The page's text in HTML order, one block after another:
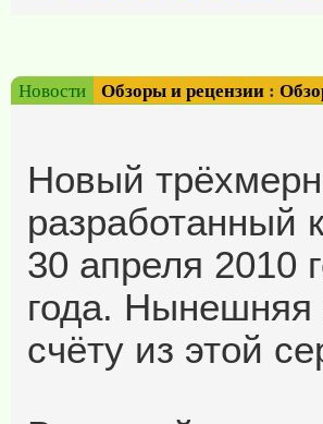
Новости Обзоры и рецензии :
Новый
разработанный
30 апреля 2010
года. Нынешняя
счёту из этой